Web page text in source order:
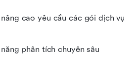
cao yêu cầu các gói dịch vụ
phân tích chuyên sâu